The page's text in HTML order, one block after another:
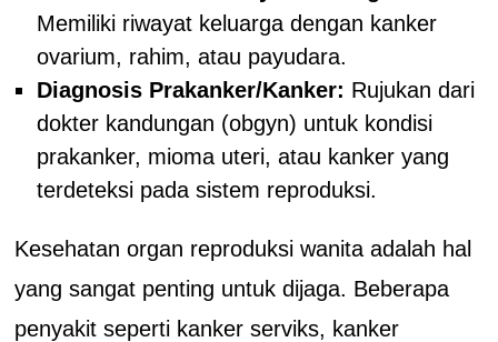
Memiliki riwayat keluarga dengan kanker
ovarium, rahim, atau payudara.
Diagnosis Prakanker/Kanker: Rujukan dari
dokter kandungan (obgyn) untuk kondisi
prakanker, mioma uteri, atau kanker yang
terdeteksi pada sistem reproduksi.
Kesehatan organ reproduksi wanita adalah hal
yang sangat penting untuk dijaga. Beberapa
penyakit seperti kanker serviks, kanker